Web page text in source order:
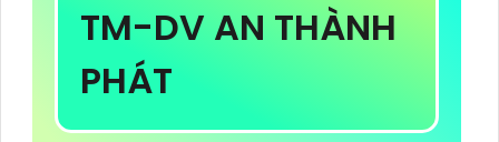
TM-DV AN THÀNH
PHÁT